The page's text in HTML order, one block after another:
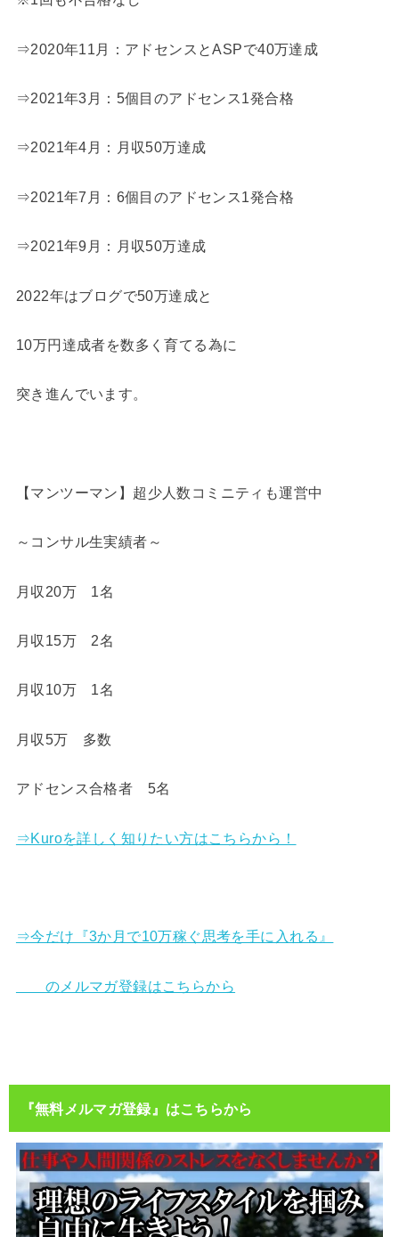
⇒2020年11月：アドセンスとASPで40万達成
⇒2021年3月：5個目のアドセンス1発合格
⇒2021年4月：月収50万達成
⇒2021年7月：6個目のアドセンス1発合格
⇒2021年9月：月収50万達成
2022年はブログで50万達成と
10万円達成者を数多く育てる為に
突き進んでいます。
【マンツーマン】超少人数コミニティも運営中
～コンサル生実績者～
月収20万 1名
月収15万 2名
月収10万 1名
月収5万 多数
アドセンス合格者 5名
⇒Kuroを詳しく知りたい方はこちらから！
⇒今だけ『3か月で10万稼ぐ思考を手に入れる』
のメルマガ登録はこちらから
『無料メルマガ登録』はこちらから